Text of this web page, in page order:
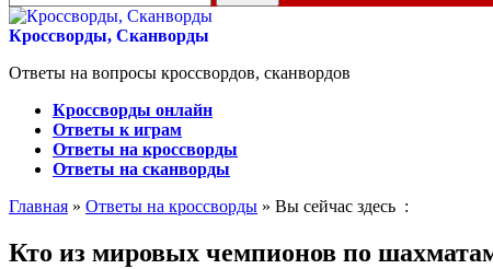
для:
Кроссворды, Сканворды
Ответы на вопросы кроссвордов, сканвордов
Кроссворды онлайн
Ответы к играм
Ответы на кроссворды
Ответы на сканворды
Главная » Ответы на кроссворды » Вы сейчас здесь :
Кто из мировых чемпионов по